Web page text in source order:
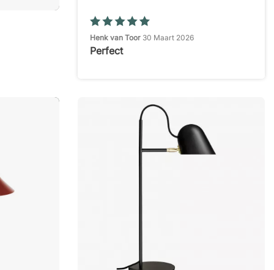
Henk van Toor 30 Maart 2026
Perfect
Super overzichtelijk